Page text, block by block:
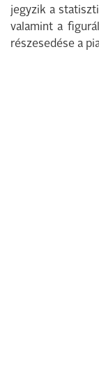
jegyzik a
valamint a
részesedése a